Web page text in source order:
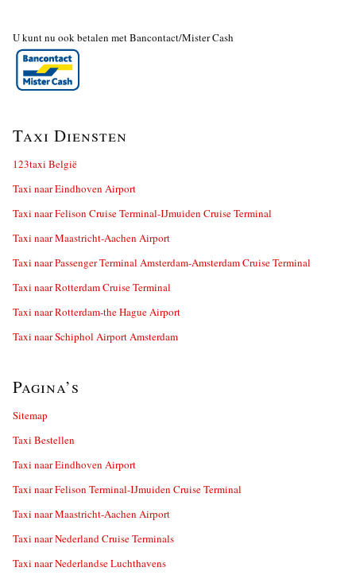
U kunt nu ook betalen met Bancontact/Mister Cash
Taxi Diensten
123taxi België
Taxi naar Eindhoven Airport
Taxi naar Felison Cruise Terminal-IJmuiden Cruise Terminal
Taxi naar Maastricht-Aachen Airport
Taxi naar Passenger Terminal Amsterdam-Amsterdam Cruise Terminal
Taxi naar Rotterdam Cruise Terminal
Taxi naar Rotterdam-the Hague Airport
Taxi naar Schiphol Airport Amsterdam
Pagina’s
Sitemap
Taxi Bestellen
Taxi naar Eindhoven Airport
Taxi naar Felison Terminal-IJmuiden Cruise Terminal
Taxi naar Maastricht-Aachen Airport
Taxi naar Nederland Cruise Terminals
Taxi naar Nederlandse Luchthavens